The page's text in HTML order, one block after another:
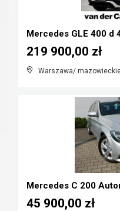
Warszawa/
219 900,00 zł
Mercedes C 200
45 900,00 zł